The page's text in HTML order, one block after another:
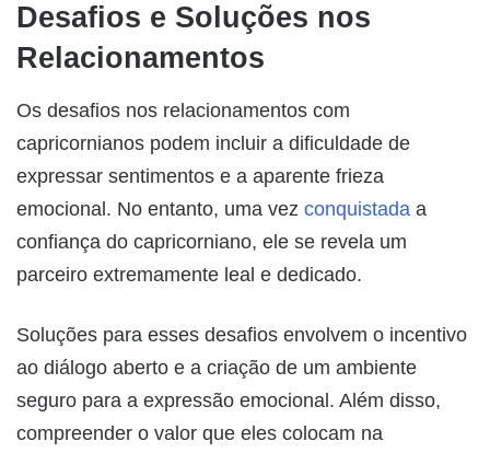
Desafios e Soluções nos
Relacionamentos
Os desafios nos relacionamentos com
capricornianos podem incluir a dificuldade de
expressar sentimentos e a aparente frieza
emocional. No entanto, uma vez conquistada a
confiança do capricorniano, ele se revela um
parceiro extremamente leal e dedicado.
Soluções para esses desafios envolvem o incentivo
ao diálogo aberto e a criação de um ambiente
seguro para a expressão emocional. Além disso,
compreender o valor que eles colocam na